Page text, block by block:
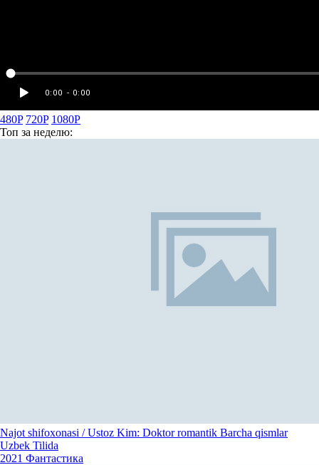
480P 720P 1080P
Топ за неделю:
Najot shifoxonasi / Ustoz Kim: Doktor romantik Barcha qismlar
Uzbek Tilida
2021 Фантастика